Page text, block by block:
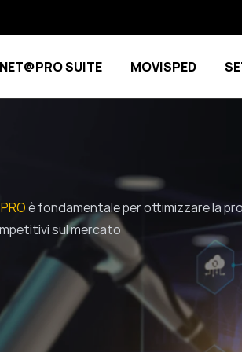
NET@PRO SUITE MOVISPED
è fondamentale per ottimizzare la
sul mercato